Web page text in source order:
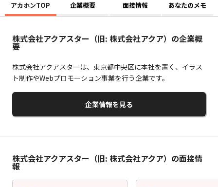
アカホンTOP 企業概要 面接情報 あなたのメモ
株式会社アクアスター（旧: 株式会社アクア）の企業概
要
株式会社アクアスターは、東京都中央区に本社を置く、イラス
ト制作やWebプロモーション事業を行う企業です。
企業情報を見る
株式会社アクアスター（旧: 株式会社アクア）の面接情
報